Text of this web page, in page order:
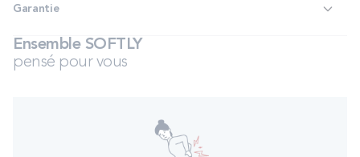
Garantie
Ensemble SOFTLY
pensé pour vous